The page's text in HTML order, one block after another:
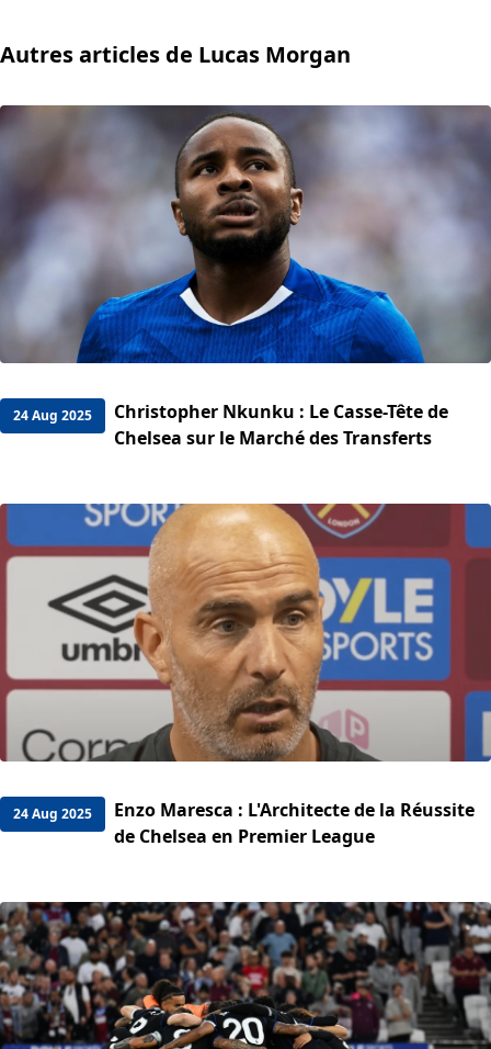
Autres articles de Lucas Morgan
24 Aug 2025
Christopher Nkunku : Le Casse-Tête de
Chelsea sur le Marché des Transferts
24 Aug 2025
Enzo Maresca : L'Architecte de la Réussite
de Chelsea en Premier League